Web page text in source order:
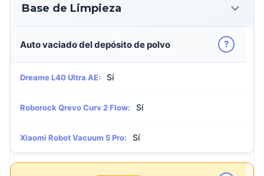
Base de Limpieza
Auto vaciado del depósito de polvo ?
Dreame L40 Ultra AE: Sí
Roborock Qrevo Curv 2 Flow: Sí
Xiaomi Robot Vacuum 5 Pro: Sí